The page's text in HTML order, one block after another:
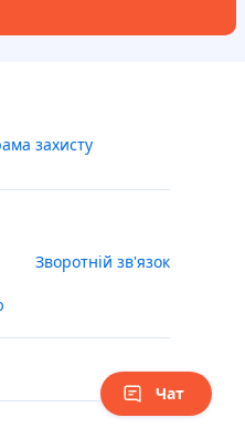
захисту
Зворотній зв'язок
Чат